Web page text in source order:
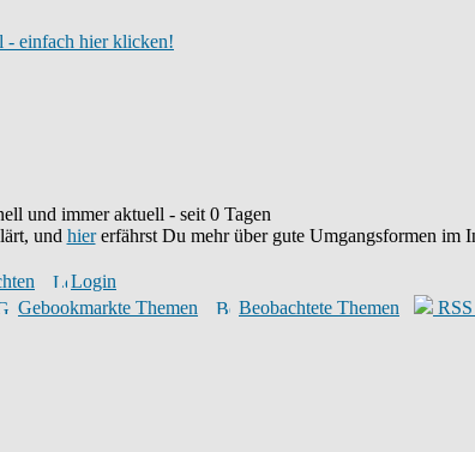
- einfach hier klicken!
und immer aktuell - seit 0 Tagen
und hiererfährst Du mehr über gute Umgangsformen im
Login
Gebookmarkte Themen
Beobachtete Themen